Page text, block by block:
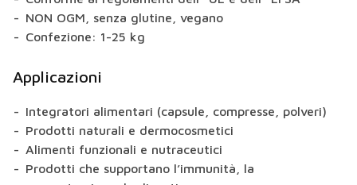
NON OGM, senza glutine, vegano
Confezione: 1-25 kg
Applicazioni
Integratori alimentari (capsule, compresse, polveri)
Prodotti naturali e dermocosmetici
Alimenti funzionali e nutraceutici
Prodotti che supportano l’immunità, la